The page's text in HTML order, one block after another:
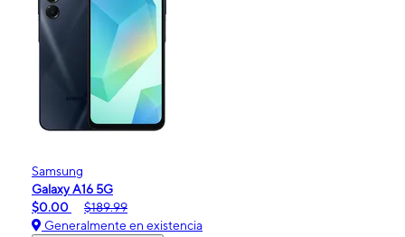
Samsung
Galaxy A16 5G
$0.00
$189.99
Generalmente en existencia